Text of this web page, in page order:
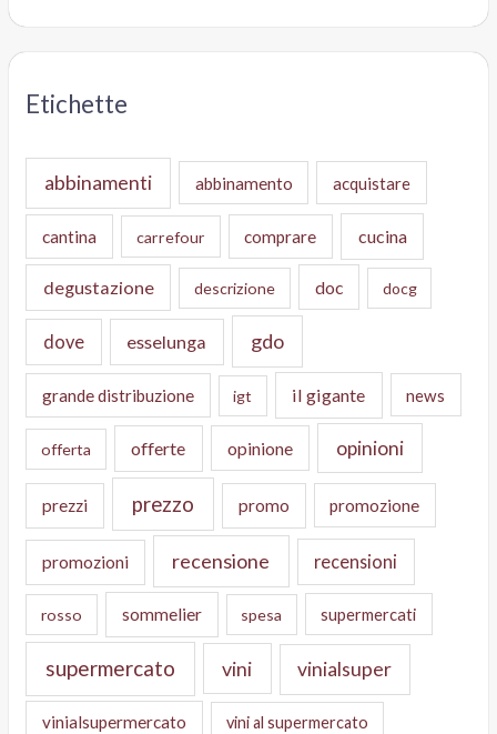
Etichette
abbinamenti abbinamento acquistare
cantina carrefour comprare cucina
degustazione descrizione doc docg
dove esselunga gdo
grande distribuzione igt il gigante news
offerta offerte opinione opinioni
prezzi prezzo promo promozione
promozioni recensione recensioni
rosso sommelier spesa supermercati
supermercato vini vinialsuper
vinialsupermercato vini al supermercato